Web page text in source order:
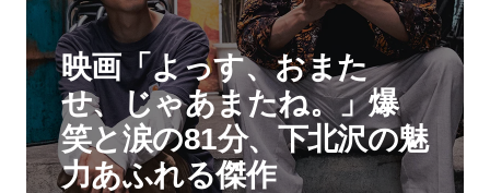
映画「よっす、おまた
せ、じゃあまたね。」爆
笑と涙の81分、下北沢の魅
力あふれる傑作